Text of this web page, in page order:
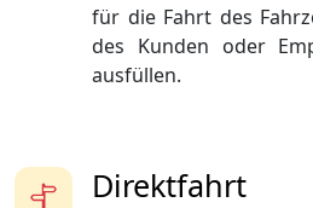
für die Fahrt des
des Kunden oder
ausfüllen.
Direktfahrt